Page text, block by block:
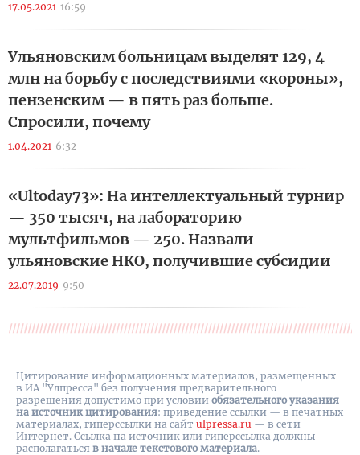
17.05.2021 16:59
Ульяновским больницам выделят 129, 4
млн на борьбу с последствиями «короны»,
пензенским — в пять раз больше.
Спросили, почему
1.04.2021 6:32
«Ultoday73»: На интеллектуальный турнир
— 350 тысяч, на лабораторию
мультфильмов — 250. Назвали
ульяновские НКО, получившие субсидии
22.07.2019 9:50
Цитирование информационных материалов, размещенных
в ИА "Улпресса" без получения предварительного
разрешения допустимо при условии обязательного указания
на источник цитирования: приведение ссылки — в печатных
материалах, гиперссылки на cайт ulpressa.ru — в сети
Интернет. Ссылка на источник или гиперссылка должны
располагаться в начале текстового материала.